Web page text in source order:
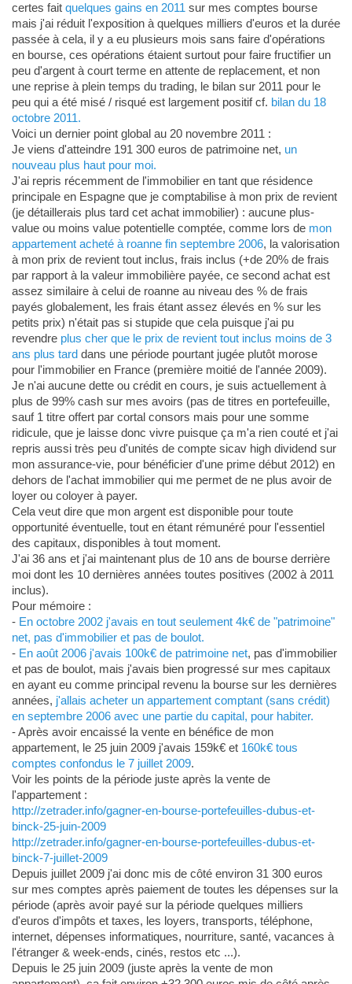
certes fait quelques gains en 2011 sur mes comptes bourse
mais j'ai réduit l'exposition à quelques milliers d'euros et la durée
passée à cela, il y a eu plusieurs mois sans faire d'opérations
en bourse, ces opérations étaient surtout pour faire fructifier un
peu d'argent à court terme en attente de replacement, et non
une reprise à plein temps du trading, le bilan sur 2011 pour le
peu qui a été misé / risqué est largement positif cf. bilan du 18
octobre 2011.
Voici un dernier point global au 20 novembre 2011 :
Je viens d'atteindre 191 300 euros de patrimoine net, un
nouveau plus haut pour moi.
J'ai repris récemment de l'immobilier en tant que résidence
principale en Espagne que je comptabilise à mon prix de revient
(je détaillerais plus tard cet achat immobilier) : aucune plus-
value ou moins value potentielle comptée, comme lors de mon
appartement acheté à roanne fin septembre 2006, la valorisation
à mon prix de revient tout inclus, frais inclus (+de 20% de frais
par rapport à la valeur immobilière payée, ce second achat est
assez similaire à celui de roanne au niveau des % de frais
payés globalement, les frais étant assez élevés en % sur les
petits prix) n'était pas si stupide que cela puisque j'ai pu
revendre plus cher que le prix de revient tout inclus moins de 3
ans plus tarddans une période pourtant jugée plutôt morose
pour l'immobilier en France (première moitié de l'année 2009).
Je n'ai aucune dette ou crédit en cours, je suis actuellement à
plus de 99% cash sur mes avoirs (pas de titres en portefeuille,
sauf 1 titre offert par cortal consors mais pour une somme
ridicule, que je laisse donc vivre puisque ça m'a rien couté et j'ai
repris aussi très peu d'unités de compte sicav high dividend sur
mon assurance-vie, pour bénéficier d'une prime début 2012) en
dehors de l'achat immobilier qui me permet de ne plus avoir de
loyer ou coloyer à payer.
Cela veut dire que mon argent est disponible pour toute
opportunité éventuelle, tout en étant rémunéré pour l'essentiel
des capitaux, disponibles à tout moment.
J'ai 36 ans et j'ai maintenant plus de 10 ans de bourse derrière
moi dont les 10 dernières années toutes positives (2002 à 2011
inclus).
Pour mémoire :
- En octobre 2002 j'avais en tout seulement 4k€ de "patrimoine"
net, pas d'immobilier et pas de boulot.
- En août 2006 j'avais 100k€ de patrimoine net, pas d'immobilier
et pas de boulot, mais j'avais bien progressé sur mes capitaux
en ayant eu comme principal revenu la bourse sur les dernières
années, j'allais acheter un appartement comptant (sans crédit)
en septembre 2006 avec une partie du capital, pour habiter.
- Après avoir encaissé la vente en bénéfice de mon
appartement, le 25 juin 2009 j'avais 159k€ et 160k€ tous
comptes confondus le 7 juillet 2009.
Voir les points de la période juste après la vente de
l'appartement :
http://zetrader.info/gagner-en-bourse-portefeuilles-dubus-et-
binck-25-juin-2009
http://zetrader.info/gagner-en-bourse-portefeuilles-dubus-et-
binck-7-juillet-2009
Depuis juillet 2009 j'ai donc mis de côté environ 31 300 euros
sur mes comptes après paiement de toutes les dépenses sur la
période (après avoir payé sur la période quelques milliers
d'euros d'impôts et taxes, les loyers, transports, téléphone,
internet, dépenses informatiques, nourriture, santé, vacances à
l'étranger & week-ends, cinés, restos etc ...).
Depuis le 25 juin 2009 (juste après la vente de mon